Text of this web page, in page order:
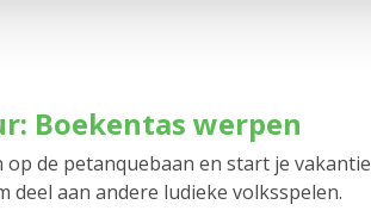
Boekentas werpen
op de petanquebaan en start je vakantie
deel aan andere ludieke volksspelen.